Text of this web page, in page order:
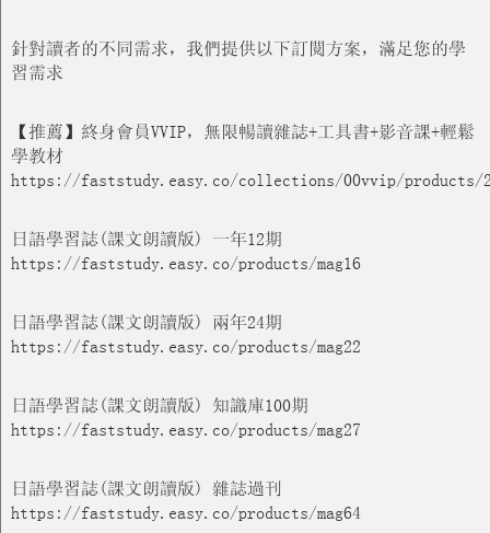
針對讀者的不同需求，我們提供以下訂閱方案，滿足您的學
習需求
【推薦】終身會員VVIP，無限暢讀雜誌+工具書+影音課+輕鬆
學教材
https://faststudy.easy.co/collections/00vvip/products/
日語學習誌(課文朗讀版) 一年12期
https://faststudy.easy.co/products/mag16
日語學習誌(課文朗讀版) 兩年24期
https://faststudy.easy.co/products/mag22
日語學習誌(課文朗讀版) 知識庫100期
https://faststudy.easy.co/products/mag27
日語學習誌(課文朗讀版) 雜誌過刊
https://faststudy.easy.co/products/mag64